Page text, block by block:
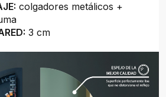
colgadores metálicos +
3 cm